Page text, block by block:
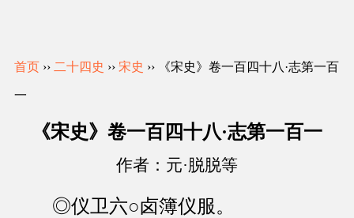
首页 ›› 二十四史 ›› 宋史 ›› 《宋史》卷一百四十八·志第一百
一
《宋史》卷一百四十八·志第一百一
作者：元·脱脱等
◎仪卫六○卤簿仪服。